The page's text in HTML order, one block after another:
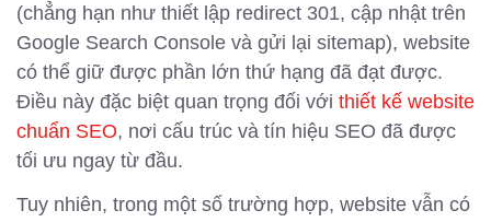
(chẳng hạn như thiết lập redirect 301, cập nhật trên
Google Search Console và gửi lại sitemap), website
có thể giữ được phần lớn thứ hạng đã đạt được.
Điều này đặc biệt quan trọng đối với thiết kế website
chuẩn SEO, nơi cấu trúc và tín hiệu SEO đã được
tối ưu ngay từ đầu.
Tuy nhiên, trong một số trường hợp, website vẫn có